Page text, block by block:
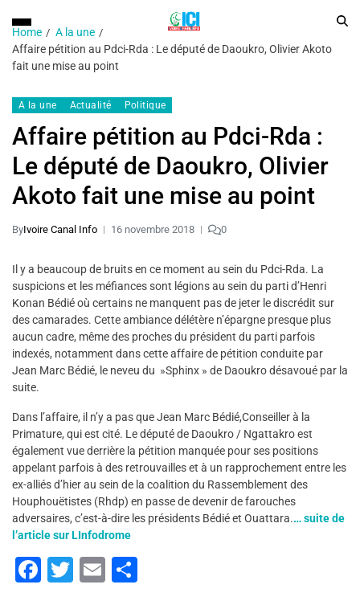
Home
A la une
Affaire pétition au Pdci-Rda : Le député de Daoukro, Olivier Akoto
fait une mise au point
A la une Actualité Politique
Affaire pétition au Pdci-Rda :
Le député de Daoukro, Olivier
Akoto fait une mise au point
ByIvoire Canal Info 16 novembre 2018 0
Il y a beaucoup de bruits en ce moment au sein du Pdci-Rda. La
suspicions et les méfiances sont légions au sein du parti d’Henri
Konan Bédié où certains ne manquent pas de jeter le discrédit sur
des camarades. Cette ambiance délétère n’épargne presque plus
aucun cadre, même des proches du président du parti parfois
indexés, notamment dans cette affaire de pétition conduite par
Jean Marc Bédié, le neveu du »Sphinx » de Daoukro désavoué par la
suite.
Dans l’affaire, il n’y a pas que Jean Marc Bédié,Conseiller à la
Primature, qui est cité. Le député de Daoukro / Ngattakro est
également vue derrière la pétition manquée pour ses positions
appelant parfois à des retrouvailles et à un rapprochement entre les
ex-alliés d’hier au sein de la coalition du Rassemblement des
Houphouëtistes (Rhdp) en passe de devenir de farouches
adversaires, c’est-à-dire les présidents Bédié et Ouattara.… suite de
l’article sur LInfodrome
F
T
E